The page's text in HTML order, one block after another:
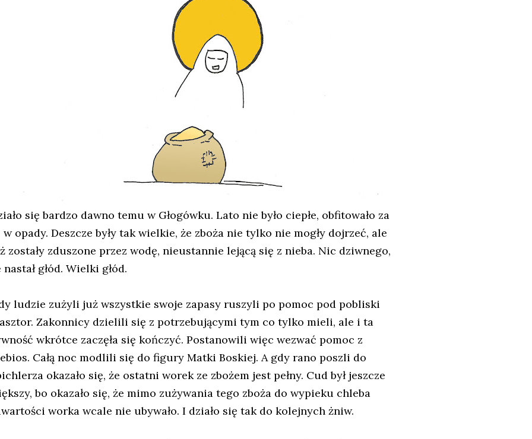
się bardzo dawno temu w Głogówku. Lato nie było ciepłe, obfitowało za
opady. Deszcze były tak wielkie, że zboża nie tylko nie mogły dojrzeć, ale
zostały zduszone przez wodę, nieustannie lejącą się z nieba. Nic dziwnego,
nastał głód. Wielki głód.
ludzie zużyli już wszystkie swoje zapasy ruszyli po pomoc pod pobliski
Zakonnicy dzielili się z potrzebującymi tym co tylko mieli, ale i ta
wkrótce zaczęła się kończyć. Postanowili więc wezwać pomoc z
Całą noc modlili się do figury Matki Boskiej. A gdy rano poszli do
okazało się, że ostatni worek ze zbożem jest pełny. Cud był jeszcze
bo okazało się, że mimo zużywania tego zboża do wypieku chleba
worka wcale nie ubywało. I działo się tak do kolejnych żniw.